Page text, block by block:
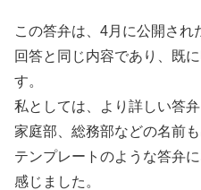
この答弁は、4月に公開さ
回答と同じ内容であり、既
す。
私としては、より詳しい答
家庭部、総務部などの名前
テンプレートのような答弁
感じました。